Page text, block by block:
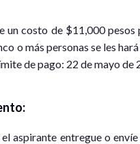
un costo de $11,000 pesos
o más personas se les
de pago: 22 de mayo de
aspirante entregue o envíe